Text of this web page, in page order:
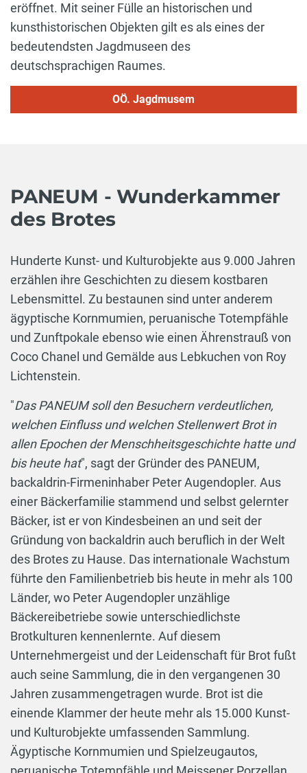
eröffnet. Mit seiner Fülle an historischen und
kunsthistorischen Objekten gilt es als eines der
bedeutendsten Jagdmuseen des
deutschsprachigen Raumes.
OÖ. Jagdmusem
PANEUM - Wunderkammer
des Brotes
Hunderte Kunst- und Kulturobjekte aus 9.000 Jahren
erzählen ihre Geschichten zu diesem kostbaren
Lebensmittel. Zu bestaunen sind unter anderem
ägyptische Kornmumien, peruanische Totempfähle
und Zunftpokale ebenso wie einen Ährenstrauß von
Coco Chanel und Gemälde aus Lebkuchen von Roy
Lichtenstein.
"Das PANEUM soll den Besuchern verdeutlichen,
welchen Einfluss und welchen Stellenwert Brot in
allen Epochen der Menschheitsgeschichte hatte und
bis heute hat", sagt der Gründer des PANEUM,
backaldrin-Firmeninhaber Peter Augendopler. Aus
einer Bäckerfamilie stammend und selbst gelernter
Bäcker, ist er von Kindesbeinen an und seit der
Gründung von backaldrin auch beruflich in der Welt
des Brotes zu Hause. Das internationale Wachstum
führte den Familienbetrieb bis heute in mehr als 100
Länder, wo Peter Augendopler unzählige
Bäckereibetriebe sowie unterschiedlichste
Brotkulturen kennenlernte. Auf diesem
Unternehmergeist und der Leidenschaft für Brot fußt
auch seine Sammlung, die in den vergangenen 30
Jahren zusammengetragen wurde. Brot ist die
einende Klammer der heute mehr als 15.000 Kunst-
und Kulturobjekte umfassenden Sammlung.
Ägyptische Kornmumien und Spielzeugautos,